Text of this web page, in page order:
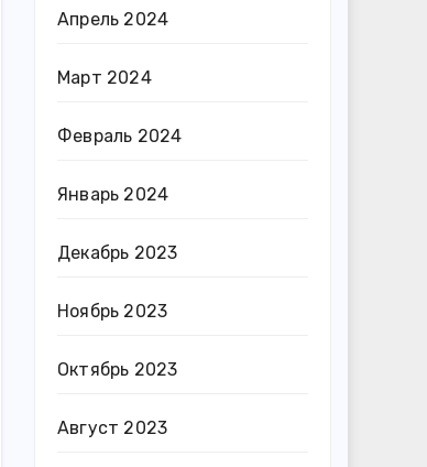
Апрель 2024
Март 2024
Февраль 2024
Январь 2024
Декабрь 2023
Ноябрь 2023
Октябрь 2023
Август 2023